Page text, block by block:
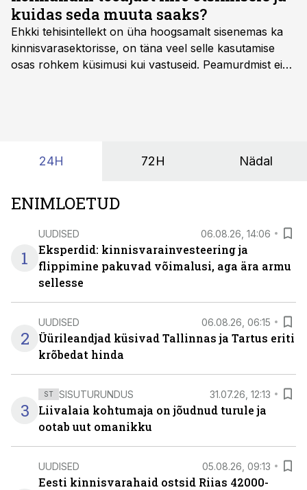
kuidas seda muuta saaks?
Ehkki tehisintellekt on üha hoogsamalt sisenemas ka
kinnisvarasektorisse, on täna veel selle kasutamise
osas rohkem küsimusi kui vastuseid. Peamurdmist ei
24H 72H Nädal
ENIMLOETUD
1
UUDISED 06.08.26, 14:06
Eksperdid: kinnisvarainvesteering ja
flippimine pakuvad võimalusi, aga ära armu
sellesse
2
UUDISED 06.08.26, 06:15
Üürileandjad küsivad Tallinnas ja Tartus eriti
krõbedat hinda
3
ST SISUTURUNDUS 31.07.26, 12:13
Liivalaia kohtumaja on jõudnud turule ja
ootab uut omanikku
UUDISED 05.08.26, 09:13
Eesti kinnisvarahaid ostsid Riias 42000-